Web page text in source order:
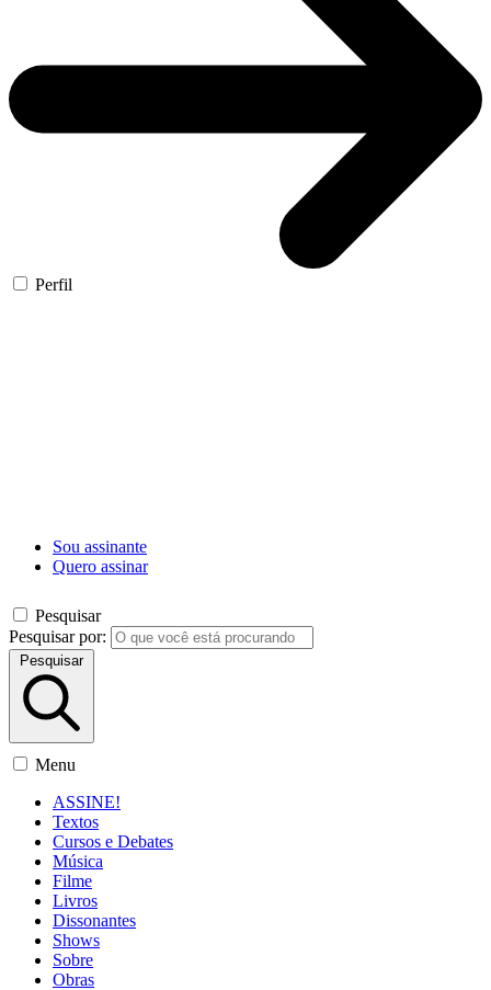
Perfil
Sou assinante
Quero assinar
Pesquisar
Pesquisar por:
Pesquisar
Menu
ASSINE!
Textos
Cursos e Debates
Música
Filme
Livros
Dissonantes
Shows
Sobre
Obras